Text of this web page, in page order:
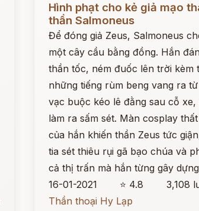
Hình phạt cho kẻ giả mạo
thần Salmoneus
Để đóng giả Zeus, Salmoneus
một cây cầu bằng đồng. Hắn
thần tốc, ném đuốc lên trời kèm
những tiếng rùm beng vang ra
vạc buộc kéo lê đằng sau cỗ xe,
làm ra sấm sét. Màn cosplay
của hắn khiến thần Zeus tức
tia sét thiêu rụi gã bạo chúa và
cả thị trấn mà hắn từng gây
16-01-2021
⭐ 4.8
3,108
Thần thoại Hy Lạp